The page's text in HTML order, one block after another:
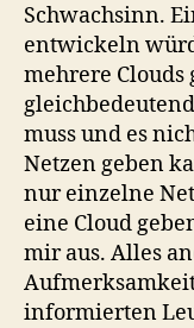
Schwachsinn.
entwickeln
mehrere Clouds
muss und es
Netzen geben
nur einzelne
eine Cloud
mir aus. Alles
informierten